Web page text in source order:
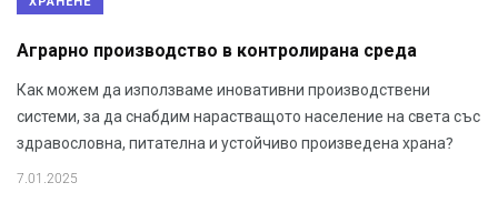
Aграрно производство в контролирана среда
Как можем да използваме иновативни производствени
системи, за да снабдим нарастващото население на света със
здравословна, питателна и устойчиво произведена храна?
7.01.2025